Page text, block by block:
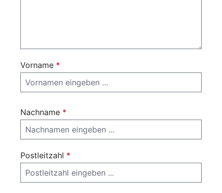
Vorname *
Nachname *
Postleitzahl *